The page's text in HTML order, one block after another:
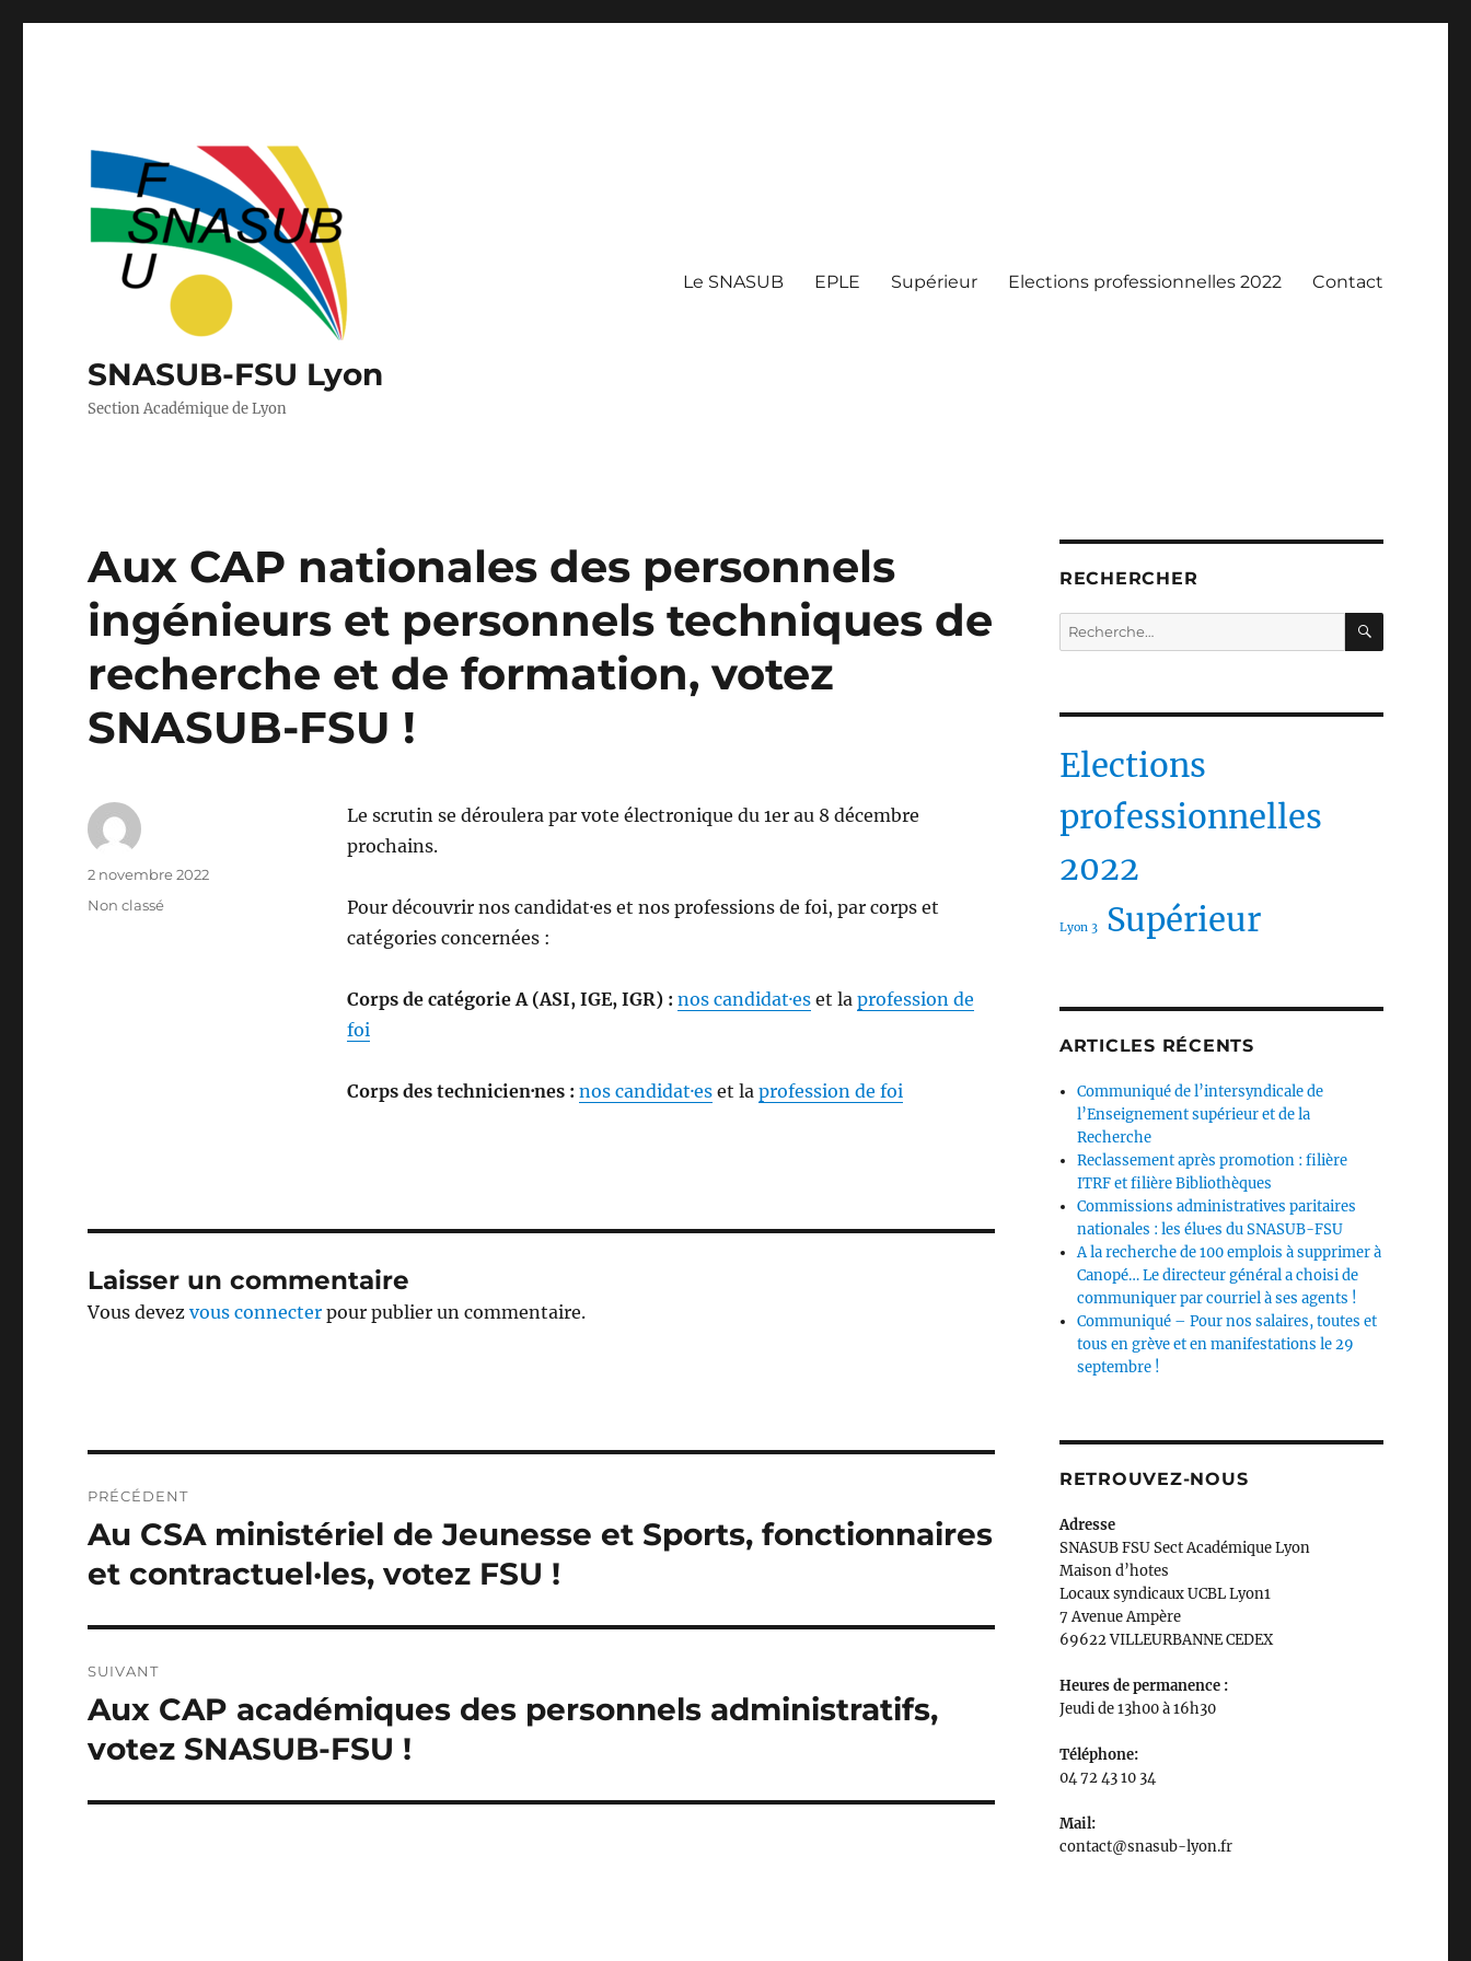
SNASUB-FSU Lyon
Section Académique de Lyon
Le SNASUB EPLE Supérieur Elections professionnelles 2022 Contact
Aux CAP nationales des personnels
ingénieurs et personnels techniques de
recherche et de formation, votez
SNASUB-FSU !
Le scrutin se déroulera par vote électronique du 1er au 8 décembre
prochains.
Pour découvrir nos candidat·es et nos professions de foi, par corps et
catégories concernées :
Corps de catégorie A (ASI, IGE, IGR) : nos candidat·eset la profession de
foi
Corps des technicien·nes : nos candidat·eset la profession de foi
Auteur
Publié
2 novembre 2022
Catégories
Non classé
Laisser un commentaire
Vous devezvous connecter pour publier un commentaire.
de
l’article
PRÉCÉDENT
Publication
précédente :
Au CSA ministériel de Jeunesse et Sports, fonctionnaires
et contractuel·les, votez FSU !
SUIVANT
Publication
suivante :
Aux CAP académiques des personnels administratifs,
votez SNASUB-FSU !
RECHERCHER
Recherche
pour :
Elections
professionnelles
2022
Lyon 3 Supérieur
ARTICLES RÉCENTS
Communiqué de l’intersyndicale de
l’Enseignement supérieur et de la
Recherche
Reclassement après promotion : filière
ITRF et filière Bibliothèques
Commissions administratives paritaires
nationales : les élu·es du SNASUB-FSU
A la recherche de 100 emplois à supprimer à
Canopé… Le directeur général a choisi de
communiquer par courriel à ses agents !
Communiqué – Pour nos salaires, toutes et
tous en grève et en manifestations le 29
septembre !
RETROUVEZ-NOUS
Adresse
SNASUB FSU Sect Académique Lyon
Maisond’hotes
Locaux syndicaux UCBL Lyon1
7 Avenue Ampère
69622 VILLEURBANNE CEDEX
Heures de permanence :
Jeudi de 13h00 à 16h30
Téléphone:
04 72 43 10 34
Mail:
contact@snasub-lyon.fr